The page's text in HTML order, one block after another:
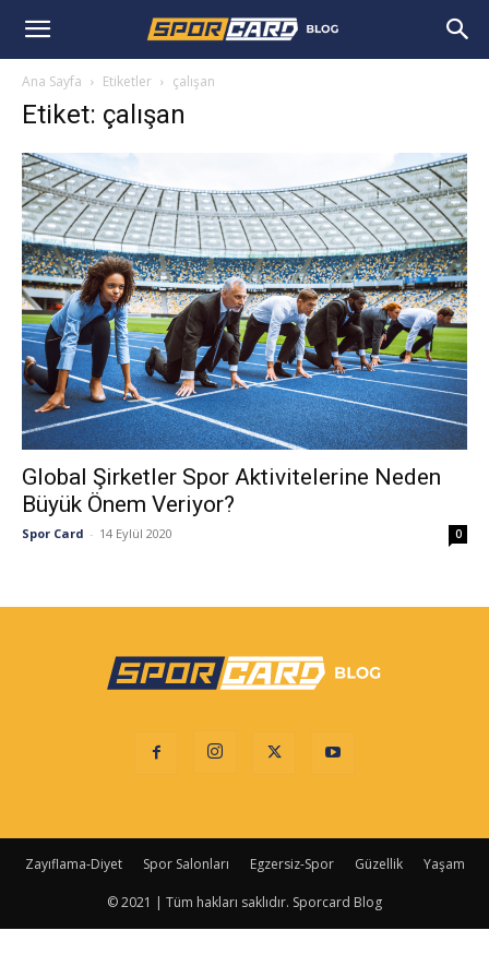
Ana Sayfa Etiketler çalışan
Etiket: çalışan
Global Şirketler Spor Aktivitelerine Neden
Büyük Önem Veriyor?
Spor Card - 14 Eylül 2020 0
Zayıflama-Diyet Spor Salonları Egzersiz-Spor Güzellik Yaşam
© 2021 | Tüm hakları saklıdır. Sporcard Blog